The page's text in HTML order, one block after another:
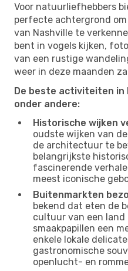
Voor natuurliefhebbers
perfecte achtergrond
van Nashville te
bent in vogels kijken,
van een rustige
weer in deze maanden
De beste activiteiten in
onder andere:
Historische wijken
oudste wijken van
de architectuur te
belangrijkste
fascinerende
meest iconische
Buitenmarkten
bekend dat eten de
cultuur van een land
smaakpapillen een
enkele lokale
gastronomische
openlucht- en